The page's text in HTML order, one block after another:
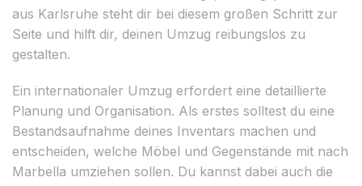
aus Karlsruhe steht dir bei diesem großen Schritt zur
Seite und hilft dir, deinen Umzug reibungslos zu
gestalten.
Ein internationaler Umzug erfordert eine detaillierte
Planung und Organisation. Als erstes solltest du eine
Bestandsaufnahme deines Inventars machen und
entscheiden, welche Möbel und Gegenstände mit nach
Marbella umziehen sollen. Du kannst dabei auch die